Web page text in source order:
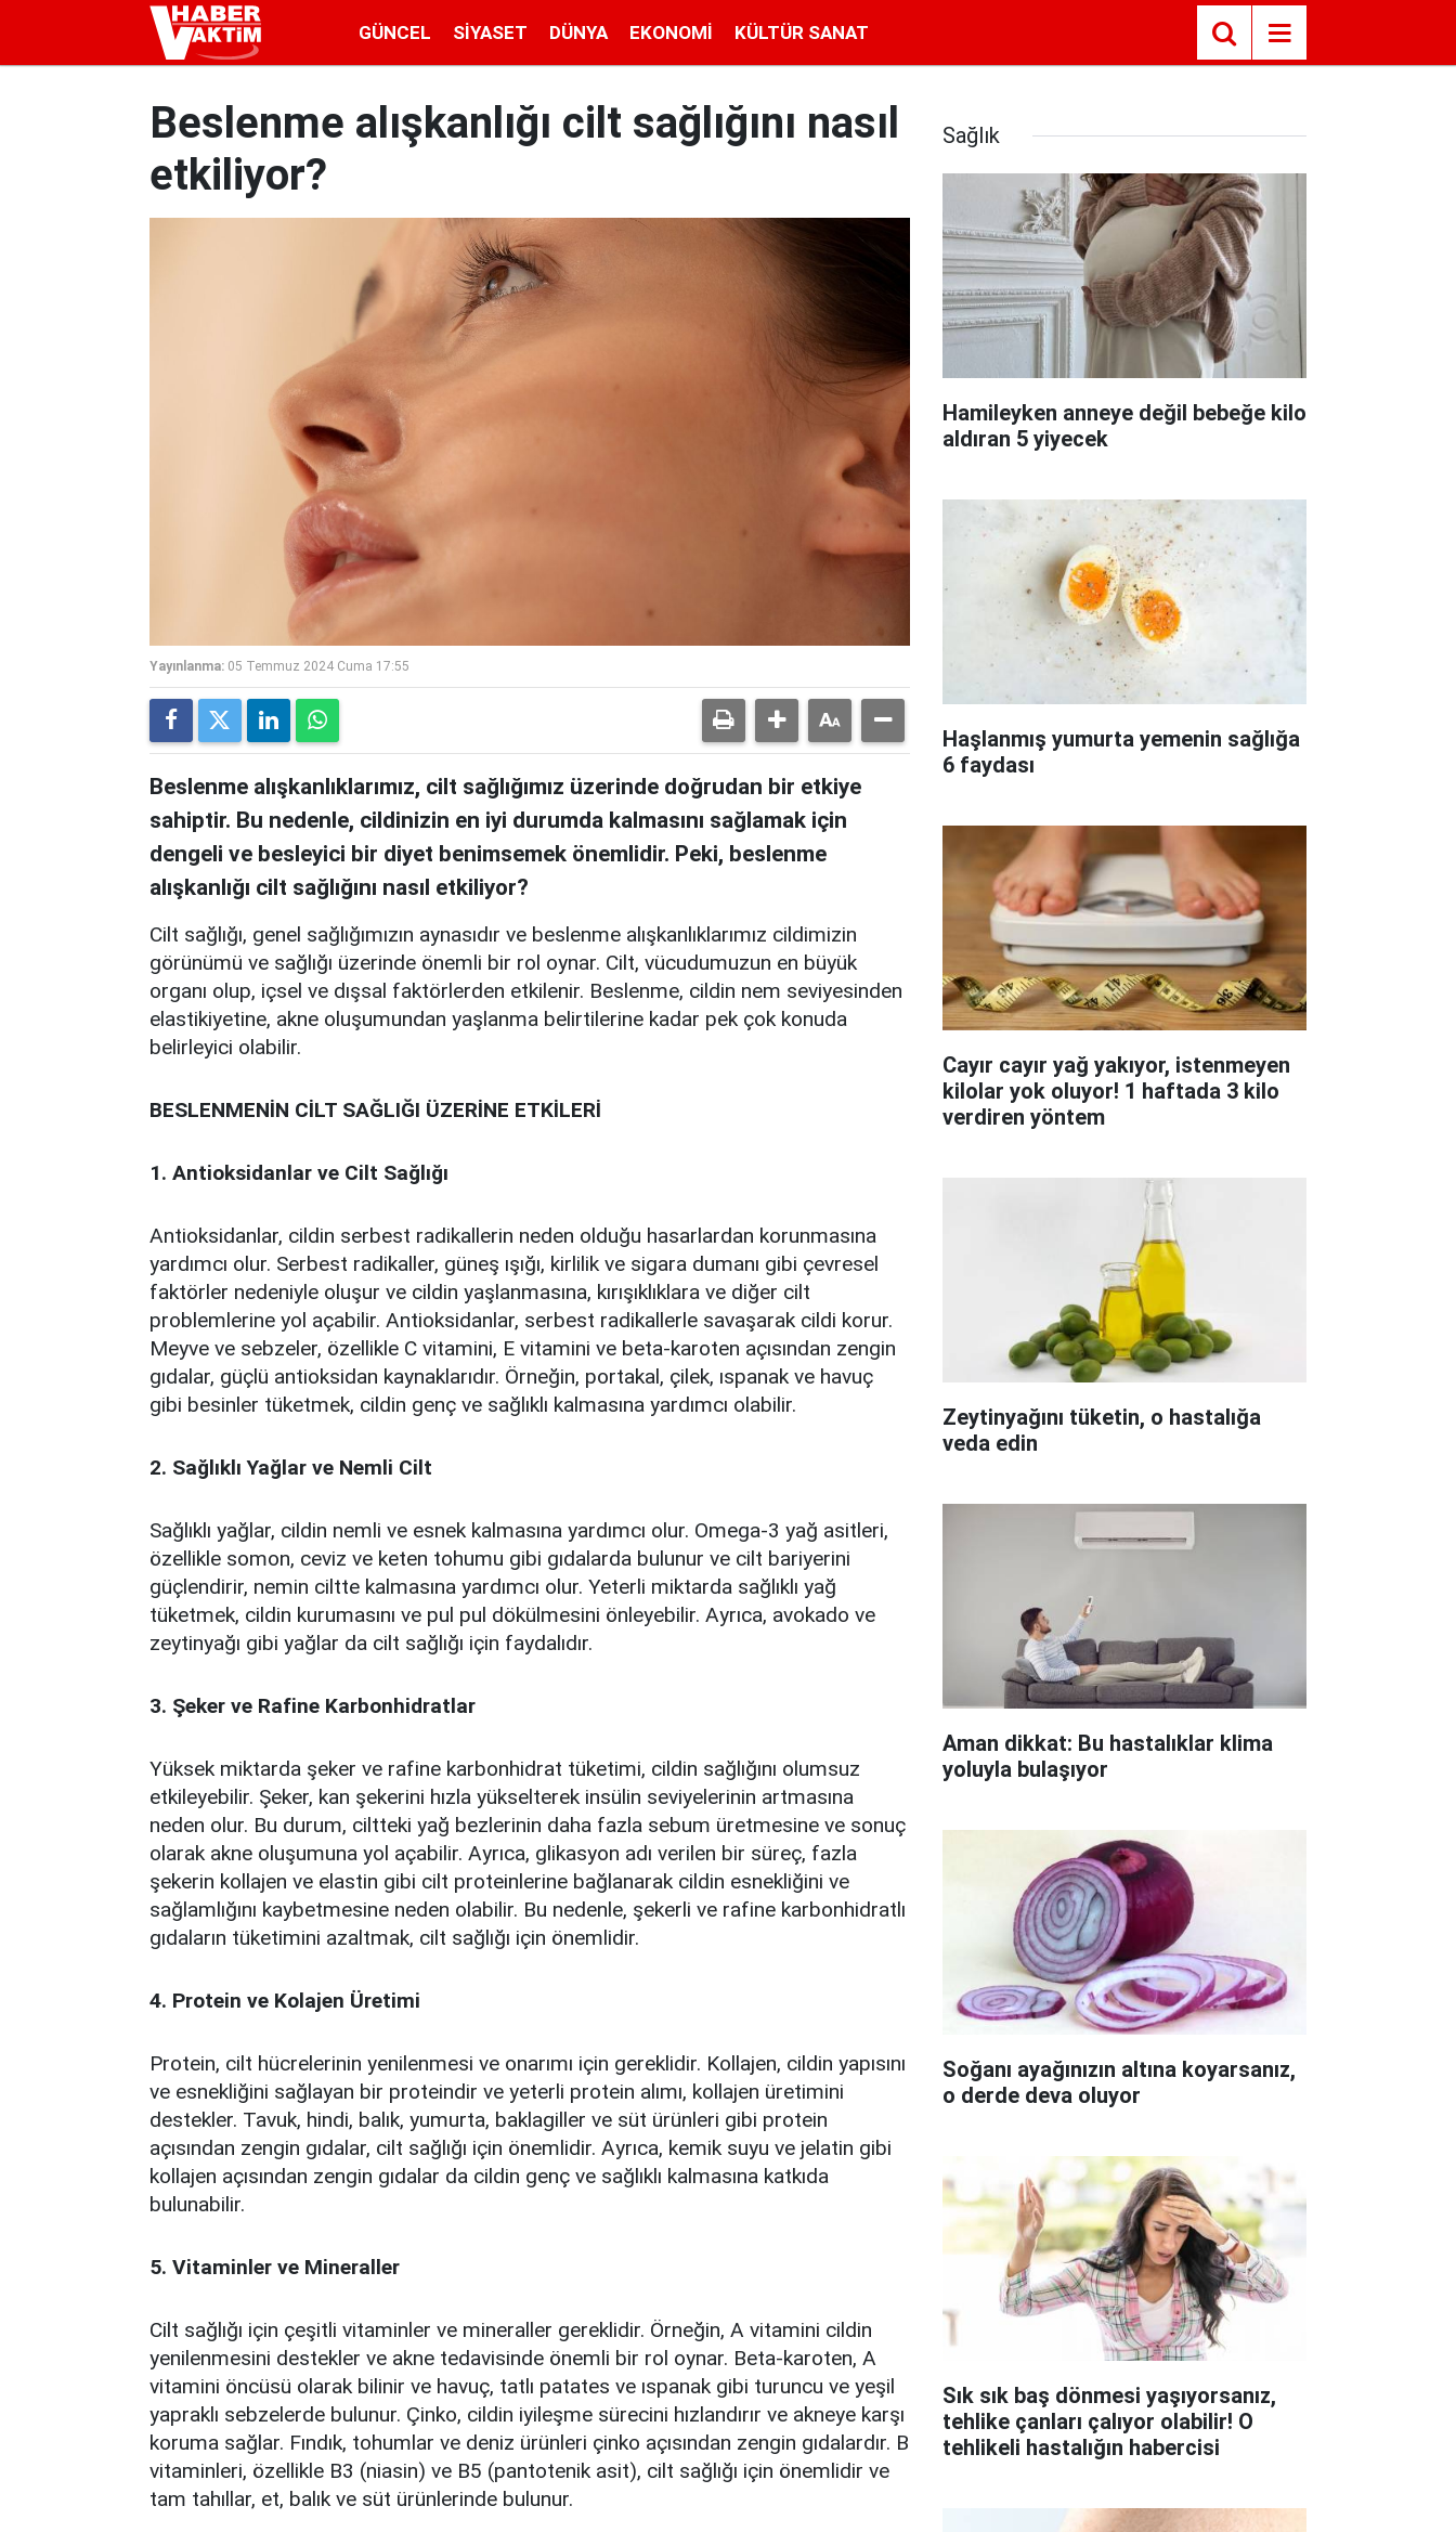
GÜNCEL SIYASET DÜNYA EKONOMI KÜLTÜR SANAT
Beslenme alışkanlığı cilt sağlığını nasıl
etkiliyor?
Yayınlanma: 05 Temmuz 2024 Cuma 17:55
Beslenme alışkanlıklarımız, cilt sağlığımız üzerinde doğrudan bir etkiye
sahiptir. Bu nedenle, cildinizin en iyi durumda kalmasını sağlamak için
dengeli ve besleyici bir diyet benimsemek önemlidir. Peki, beslenme
alışkanlığı cilt sağlığını nasıl etkiliyor?
Cilt sağlığı, genel sağlığımızın aynasıdır ve beslenme alışkanlıklarımız cildimizin
görünümü ve sağlığı üzerinde önemli bir rol oynar. Cilt, vücudumuzun en büyük
organı olup, içsel ve dışsal faktörlerden etkilenir. Beslenme, cildin nem seviyesinden
elastikiyetine, akne oluşumundan yaşlanma belirtilerine kadar pek çok konuda
belirleyici olabilir.
BESLENMENİN CİLT SAĞLIĞI ÜZERİNE ETKİLERİ
1. Antioksidanlar ve Cilt Sağlığı
Antioksidanlar, cildin serbest radikallerin neden olduğu hasarlardan korunmasına
yardımcı olur. Serbest radikaller, güneş ışığı, kirlilik ve sigara dumanı gibi çevresel
faktörler nedeniyle oluşur ve cildin yaşlanmasına, kırışıklıklara ve diğer cilt
problemlerine yol açabilir. Antioksidanlar, serbest radikallerle savaşarak cildi korur.
Meyve ve sebzeler, özellikle C vitamini, E vitamini ve beta-karoten açısından zengin
gıdalar, güçlü antioksidan kaynaklarıdır. Örneğin, portakal, çilek, ıspanak ve havuç
gibi besinler tüketmek, cildin genç ve sağlıklı kalmasına yardımcı olabilir.
2. Sağlıklı Yağlar ve Nemli Cilt
Sağlıklı yağlar, cildin nemli ve esnek kalmasına yardımcı olur. Omega-3 yağ asitleri,
özellikle somon, ceviz ve keten tohumu gibi gıdalarda bulunur ve cilt bariyerini
güçlendirir, nemin ciltte kalmasına yardımcı olur. Yeterli miktarda sağlıklı yağ
tüketmek, cildin kurumasını ve pul pul dökülmesini önleyebilir. Ayrıca, avokado ve
zeytinyağı gibi yağlar da cilt sağlığı için faydalıdır.
3. Şeker ve Rafine Karbonhidratlar
Yüksek miktarda şeker ve rafine karbonhidrat tüketimi, cildin sağlığını olumsuz
etkileyebilir. Şeker, kan şekerini hızla yükselterek insülin seviyelerinin artmasına
neden olur. Bu durum, ciltteki yağ bezlerinin daha fazla sebum üretmesine ve sonuç
olarak akne oluşumuna yol açabilir. Ayrıca, glikasyon adı verilen bir süreç, fazla
şekerin kollajen ve elastin gibi cilt proteinlerine bağlanarak cildin esnekliğini ve
sağlamlığını kaybetmesine neden olabilir. Bu nedenle, şekerli ve rafine karbonhidratlı
gıdaların tüketimini azaltmak, cilt sağlığı için önemlidir.
4. Protein ve Kolajen Üretimi
Protein, cilt hücrelerinin yenilenmesi ve onarımı için gereklidir. Kollajen, cildin yapısını
ve esnekliğini sağlayan bir proteindir ve yeterli protein alımı, kollajen üretimini
destekler. Tavuk, hindi, balık, yumurta, baklagiller ve süt ürünleri gibi protein
açısından zengin gıdalar, cilt sağlığı için önemlidir. Ayrıca, kemik suyu ve jelatin gibi
kollajen açısından zengin gıdalar da cildin genç ve sağlıklı kalmasına katkıda
bulunabilir.
5. Vitaminler ve Mineraller
Cilt sağlığı için çeşitli vitaminler ve mineraller gereklidir. Örneğin, A vitamini cildin
yenilenmesini destekler ve akne tedavisinde önemli bir rol oynar. Beta-karoten, A
vitamini öncüsü olarak bilinir ve havuç, tatlı patates ve ıspanak gibi turuncu ve yeşil
yapraklı sebzelerde bulunur. Çinko, cildin iyileşme sürecini hızlandırır ve akneye karşı
koruma sağlar. Fındık, tohumlar ve deniz ürünleri çinko açısından zengin gıdalardır. B
vitaminleri, özellikle B3 (niasin) ve B5 (pantotenik asit), cilt sağlığı için önemlidir ve
tam tahıllar, et, balık ve süt ürünlerinde bulunur.
Sağlık
Hamileyken anneye değil bebeğe kilo
aldıran 5 yiyecek
Haşlanmış yumurta yemenin sağlığa
6 faydası
Cayır cayır yağ yakıyor, istenmeyen
kilolar yok oluyor! 1 haftada 3 kilo
verdiren yöntem
Zeytinyağını tüketin, o hastalığa
veda edin
Aman dikkat: Bu hastalıklar klima
yoluyla bulaşıyor
Soğanı ayağınızın altına koyarsanız,
o derde deva oluyor
Sık sık baş dönmesi yaşıyorsanız,
tehlike çanları çalıyor olabilir! O
tehlikeli hastalığın habercisi